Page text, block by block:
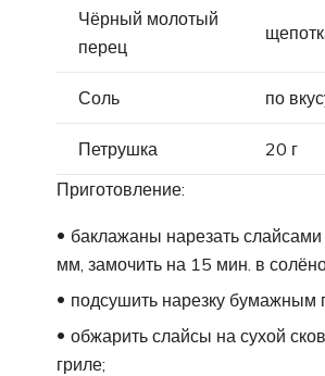
Чёрный молотый
перец
Соль по
Петрушка
20 г
Приготовление:
баклажаны нарезать
мм, замочить на 15 мин. в
подсушить нарезку бумажным
обжарить слайсы на сухой
гриле;